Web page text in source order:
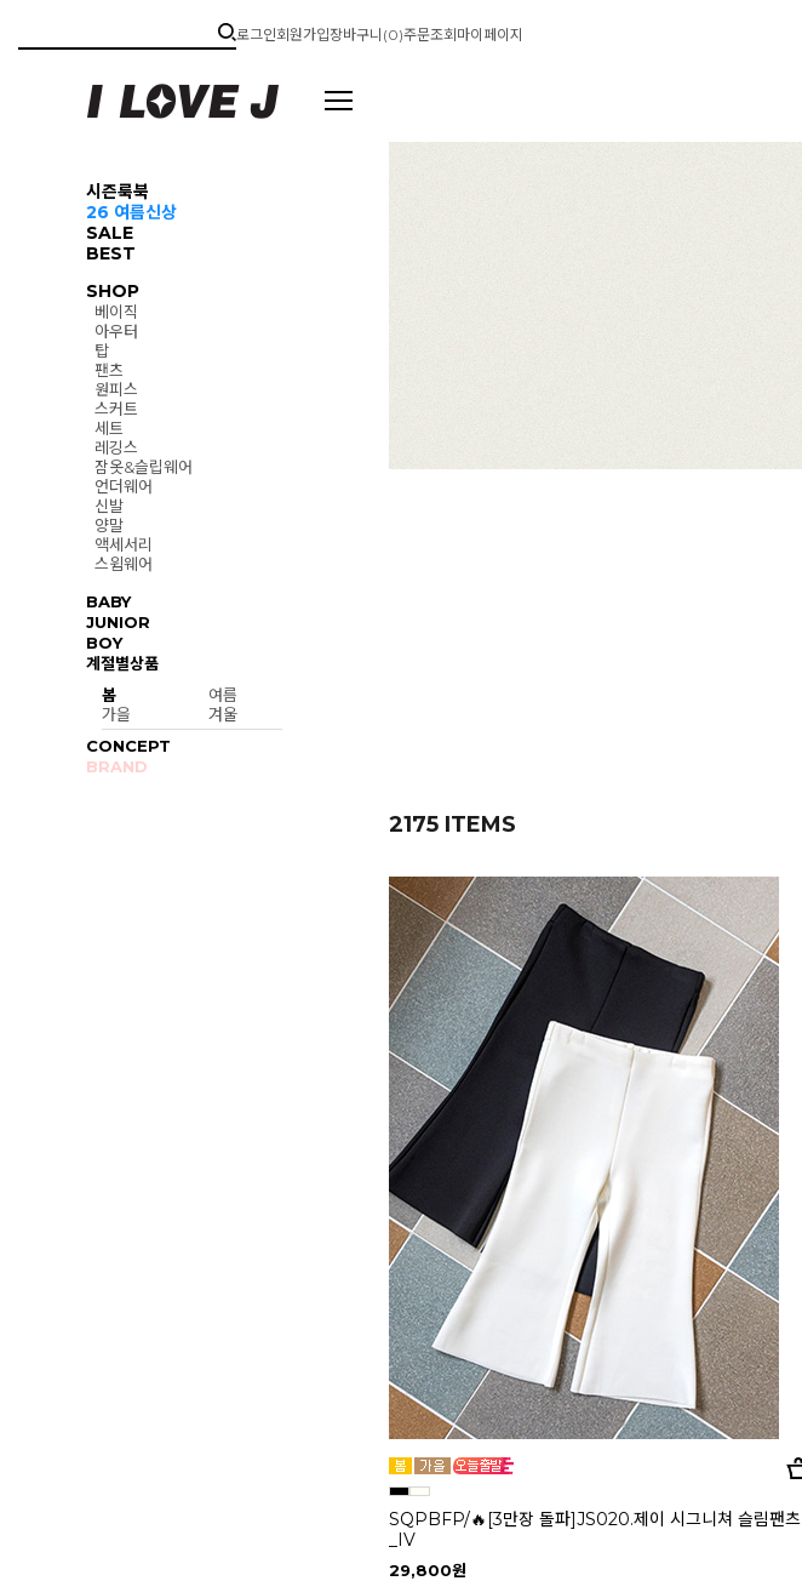
로그인회원가입장바구니(0)주문조회마이페이지
시즌룩북
26 여름신상
SALE
BEST
SHOP
베이직
아우터
탑
팬츠
원피스
스커트
세트
레깅스
잠옷&슬립웨어
언더웨어
신발
양말
액세서리
스윔웨어
BABY
JUNIOR
BOY
계절별상품
봄
여름
가을
겨울
CONCEPT
BRAND
2175 ITEMS
SQPBFP/🔥[3만장 돌파]JS020.제이 시그니쳐 슬림팬츠
_IV
29,800원